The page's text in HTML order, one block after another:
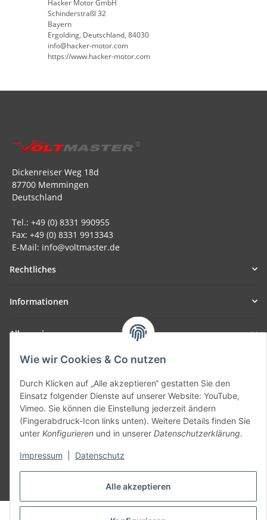
Alle akzeptieren
Wie wir Cookies & Co nutzen
Durch Klicken auf „Alle akzeptieren“ gestatten Sie den
Einsatz folgender Dienste auf unserer Website: YouTube,
Vimeo. Sie können die Einstellung jederzeit ändern
(Fingerabdruck-Icon links unten). Weitere Details finden Sie
unter Konfigurieren und in unserer Datenschutzerklärung.
Impressum Datenschutz
Hacker Motor GmbH
Schinderstraßl 32
Bayern
Ergolding, Deutschland, 84030
info@hacker-motor.com
https://www.hacker-motor.com
Dickenreiser Weg 18d
87700 Memmingen
Deutschland
Tel.: +49 (0) 8331 990955
Fax: +49 (0) 8331 9913343
E-Mail: info@voltmaster.de
Rechtliches
Informationen
Allgemein
Teil unseres Netzwerks:
SmoliTec - Safety. Simplified. Worldwide. ( B2B Shop )
Vertrag widerrufen
* Alle Preise inkl. gesetzlicher USt., zzgl.Versand
© voltmaster.de